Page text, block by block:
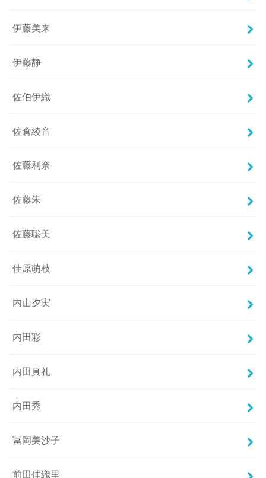
伊藤美来
伊藤静
佐伯伊織
佐倉綾音
佐藤利奈
佐藤朱
佐藤聡美
佳原萌枝
内山夕実
内田彩
内田真礼
内田秀
冨岡美沙子
前田佳織里